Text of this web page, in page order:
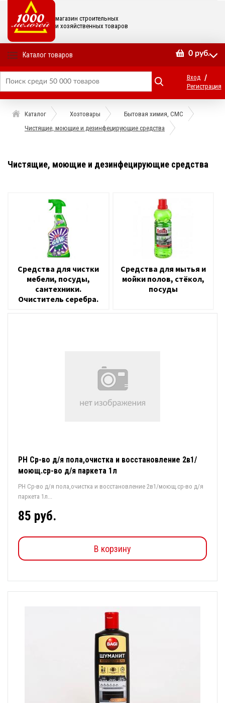
магазин строительных
и хозяйственных товаров
Каталог товаров 0 руб.
Вход /
Регистрация
Каталог Хозтовары
Бытовая химия, СМС
Чистящие, моющие и дезинфецирующие средства
Чистящие, моющие и дезинфецирующие средства
Средства для чистки
мебели, посуды,
сантехники.
Очиститель серебра.
Средства для мытья и
мойки полов, стёкол,
посуды
РН Ср-во д/я пола,очистка и восстановление 2в1/
моющ.ср-во д/я паркета 1л
РН Ср-во д/я пола,очистка и восстановление 2в1/моющ.ср-во д/я
паркета 1л...
85 руб.
В корзину